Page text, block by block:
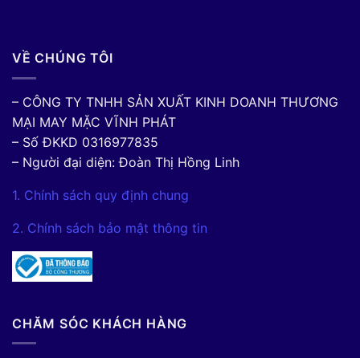
VỀ CHÚNG TÔI
– CÔNG TY TNHH SẢN XUẤT KINH DOANH THƯƠNG
MẠI MAY MẶC VĨNH PHÁT
– Số ĐKKD 0316977835
– Người đại diện: Đoàn Thị Hồng Linh
1. Chính sách quy định chung
2. Chính sách bảo mật thông tin
CHĂM SÓC KHÁCH HÀNG